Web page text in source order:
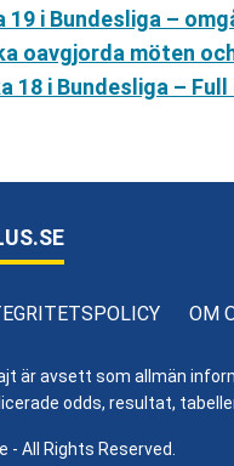
19 i Bundesliga –
oavgjorda möten
18 i Bundesliga –
OM
är avsett som allmän
odds, resultat,
All Rights Reserved.